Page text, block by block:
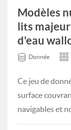
Modèles
lits
d'eau
Donnée
Ce jeu de
surface
navigables et